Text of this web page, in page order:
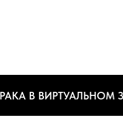
ВИРТУАЛЬНОМ ЗАГСЕ